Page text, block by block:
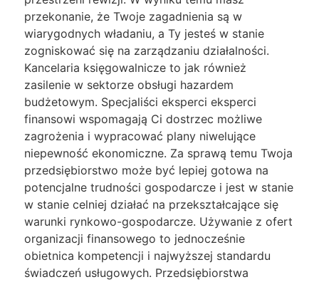
przekonanie, że Twoje zagadnienia są w
wiarygodnych władaniu, a Ty jesteś w stanie
zogniskować się na zarządzaniu działalności.
Kancelaria księgowalnicze to jak również
zasilenie w sektorze obsługi hazardem
budżetowym. Specjaliści eksperci eksperci
finansowi wspomagają Ci dostrzec możliwe
zagrożenia i wypracować plany niwelujące
niepewność ekonomiczne. Za sprawą temu Twoja
przedsiębiorstwo może być lepiej gotowa na
potencjalne trudności gospodarcze i jest w stanie
w stanie celniej działać na przekształcające się
warunki rynkowo-gospodarcze. Używanie z ofert
organizacji finansowego to jednocześnie
obietnica kompetencji i najwyższej standardu
świadczeń usługowych. Przedsiębiorstwa